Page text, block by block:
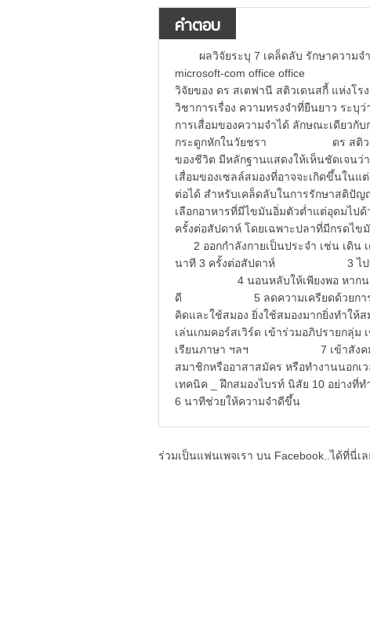
คำตอบ
ผลวิจัยระบุ 7 เคล็ดลับ รักษาความจ
microsoft-com office office ศูนย์
วิจัยของ ดร สเตฟานี สติวเดนสกี้ แห่งโ
วิชาการเรื่อง ความทรงจำที่ยืนยาว ระ
การเสื่อมของความจำได้ ลักษณะเดียวกั
กระดูกหักในวัยชรา ดร สติวเดนส
ของชีวิต มีหลักฐานแสดงให้เห็นชัดเจน
เสื่อมของเซลล์สมองที่อาจจะเกิดขึ้นใน
ต่อได้ สำหรับเคล็ดลับในการรักษ
เลือกอาหารที่มีไขมันอิ่มตัวต่ำแต่อุดมไป
ครั้งต่อสัปดาห์ โดยเฉพาะปลาที่มีก
2 ออกกำลังกายเป็นประจำ เช่น เดิน
นาที 3 ครั้งต่อสัปดาห์ 3 ไปพบแพ
4 นอนหลับให้เพียงพอ หากนอนน้อ
ดี 5 ลดความเครียดด้วยกา
คิดและใช้สมอง ยิ่งใช้สมองมากยิ่งทำให้
เล่นเกมคอร์สเวิร์ด เข้าร่วมอภิปรายกลุ่
เรียนภาษา ฯลฯ 7 เข้าสังคมเพื่อใ
สมาชิกหรืออาสาสมัคร หรือทำงานนอกเ
เทคนิค _ ฝึกสมองไบรท์ นิสัย 10 อย่างที่
6 นาทีช่วยให้ความจำดีขึ้น
ร่วมเป็นแฟนเพจเรา บน Facebook..ได้ที่นี่เล